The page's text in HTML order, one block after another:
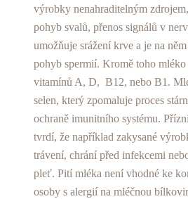
výrobky nenahraditelným
pohyb svalů, přenos signálů v
umožňuje srážení krve a je na
pohyb spermií. Kromě toho mléko
vitamínů A, D, B12, nebo B1.
selen, který zpomaluje proces
ochraně imunitního systému.
tvrdí, že například zakysané
trávení, chrání před infekcemi
pleť. Pití mléka není vhodné ke
osoby s alergií na mléčnou